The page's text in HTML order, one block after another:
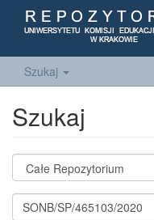
Szukaj
Szukaj